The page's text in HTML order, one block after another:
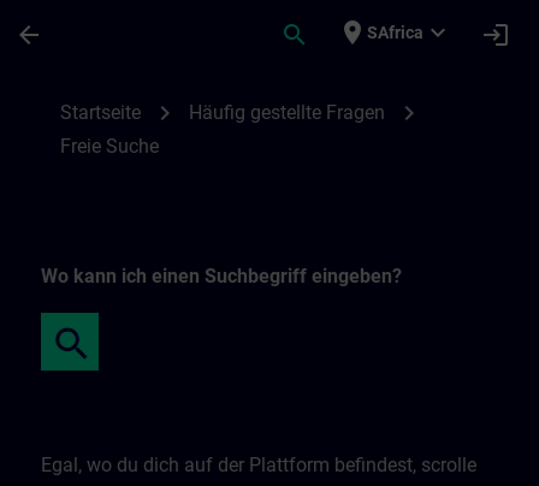
arrow_back search place SAfrica expand_more login
Startseite chevron_right Häufig gestellte Fragen chevron_right
Freie Suche
Wo kann ich einen Suchbegriff eingeben?
Egal, wo du dich auf der Plattform befindest, scrolle